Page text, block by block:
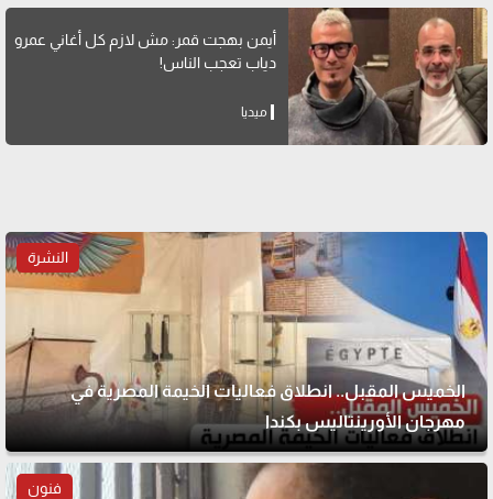
أيمن بهجت قمر: مش لازم كل أغاني عمرو
دياب تعجب الناس!
ميديا
النشرة
الخميس المقبل.. انطلاق فعاليات الخيمة المصرية في
مهرجان الأورينتاليس بكندا
فنون